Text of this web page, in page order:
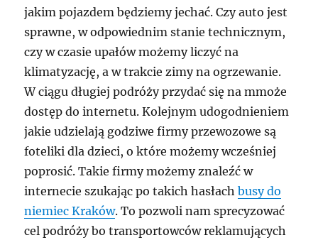
jakim pojazdem będziemy jechać. Czy auto jest
sprawne, w odpowiednim stanie technicznym,
czy w czasie upałów możemy liczyć na
klimatyzację, a w trakcie zimy na ogrzewanie.
W ciągu długiej podróży przydać się na mmoże
dostęp do internetu. Kolejnym udogodnieniem
jakie udzielają godziwe firmy przewozowe są
foteliki dla dzieci, o które możemy wcześniej
poprosić. Takie firmy możemy znaleźć w
internecie szukając po takich hasłachbusy do
niemiec Kraków. To pozwoli nam sprecyzować
cel podróży bo transportowców reklamujących